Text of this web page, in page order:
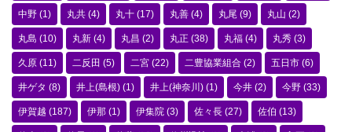
中野 (1) 丸共 (4) 丸十 (17) 丸善 (4) 丸尾 (9) 丸山 (2)
丸島 (10) 丸新 (4) 丸昌 (2) 丸正 (38) 丸福 (4) 丸秀 (3)
久原 (11) 二反田 (5) 二宮 (22) 二豊協業組合 (2) 五日市 (6)
井ゲタ (8) 井上(島根) (1) 井上(神奈川) (1) 今井 (2) 今野 (33)
伊賀越 (187) 伊那 (1) 伊集院 (3) 佐々長 (27) 佐伯 (13)